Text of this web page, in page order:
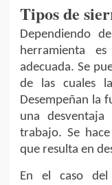
Tipos de
Dependiendo
herramienta
adecuada. Se
de las cuales
Desempeñan la
una
trabajo. Se
que resulta en
En el caso del